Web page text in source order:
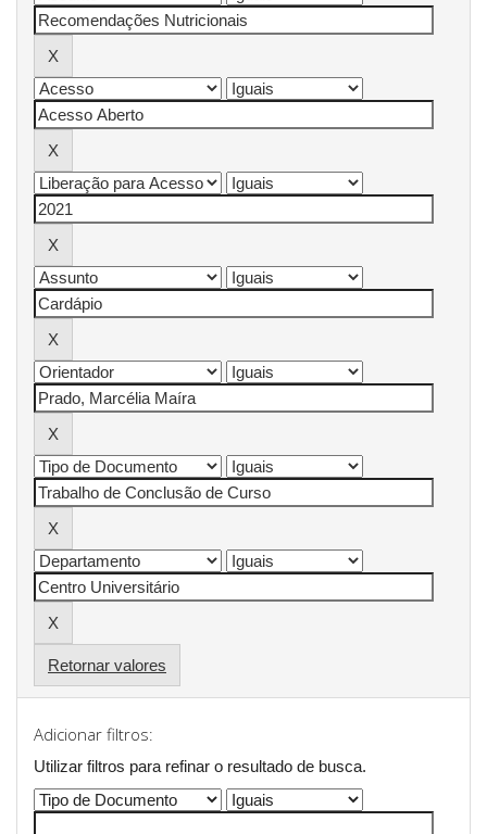
Retornar valores
Adicionar filtros:
Utilizar filtros para refinar o resultado de busca.